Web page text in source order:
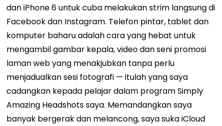
dan iPhone 6 untuk cuba melakukan strim langsung di
Facebook dan Instagram. Telefon pintar, tablet dan
komputer baharu adalah cara yang hebat untuk
mengambil gambar kepala, video dan seni promosi
laman web yang menakjubkan tanpa perlu
menjadualkan sesi fotografi — itulah yang saya
cadangkan kepada pelajar dalam program Simply
Amazing Headshots saya. Memandangkan saya
banyak bergerak dan melancong, saya suka iCloud